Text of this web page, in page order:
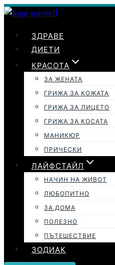
Към
ЗДРАВЕ
ДИЕТИ
КРАСОТА
ЗА ЖЕНАТА
ГРИЖА ЗА КОЖАТА
ГРИЖА ЗА ЛИЦЕТО
ГРИЖА ЗА КОСАТА
МАНИКЮР
ПРИЧЕСКИ
ЛАЙФСТАЙЛ
НАЧИН НА ЖИВОТ
ЛЮБОПИТНО
ЗА ДОМА
ПОЛЕЗНО
ПЪТЕШЕСТВИЕ
ЗОДИАК